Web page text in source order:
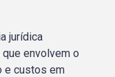
jurídica
envolvem o
e custos em